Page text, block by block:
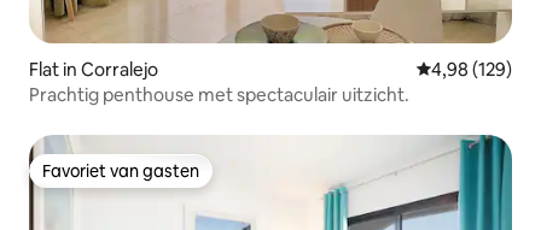
Flat in Corralejo Gemiddelde
4,98 (129)
Prachtig penthouse met spectaculair uitzicht.
Favoriet van gasten
Favoriet van gasten